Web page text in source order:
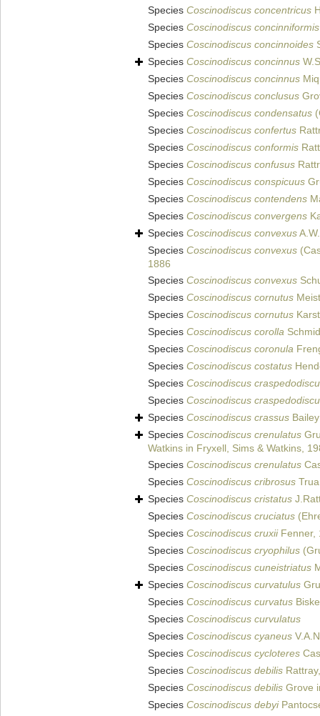
Species Coscinodiscus concentricus
Species Coscinodiscus concinniformis
Species Coscinodiscus concinnoides
Species Coscinodiscus concinnus
Species Coscinodiscus concinnus
Species Coscinodiscus conclusus
Species Coscinodiscus condensatus
Species Coscinodiscus confertus
Species Coscinodiscus conformis
Species Coscinodiscus confusus
Species Coscinodiscus conspicuus
Species Coscinodiscus contendens
Species Coscinodiscus convergens
Species Coscinodiscus convexus
Species Coscinodiscus convexus
1886
Species Coscinodiscus convexus
Species Coscinodiscus cornutus
Species Coscinodiscus cornutus
Species Coscinodiscus corolla
Species Coscinodiscus coronula
Species Coscinodiscus costatus
Species Coscinodiscus
Species Coscinodiscus
Species Coscinodiscus crassus Bailey
Species Coscinodiscus crenulatus
Watkins in Fryxell, Sims & Watkins,
Species Coscinodiscus crenulatus
Species Coscinodiscus cribrosus
Species Coscinodiscus cristatus
Species Coscinodiscus cruciatus
Species Coscinodiscus cruxiiFenner,
Species Coscinodiscus cryophilus
Species Coscinodiscus cuneistriatus
Species Coscinodiscus curvatulus
Species Coscinodiscus curvatus
Species Coscinodiscus curvulatus
Species Coscinodiscus cyaneus
Species Coscinodiscus cycloteres
Species Coscinodiscus debilis
Species Coscinodiscus debilis Grove
Species Coscinodiscus debyi